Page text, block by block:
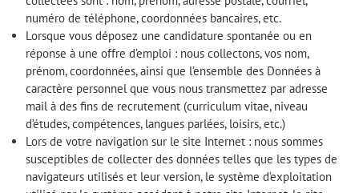
numéro de téléphone, coordonnées bancaires, etc.
Lorsque vous déposez une candidature spontanée ou en
réponse à une offre d’emploi : nous collectons, vos nom,
prénom, coordonnées, ainsi que l’ensemble des Données à
caractère personnel que vous nous transmettez par adresse
mail à des fins de recrutement (curriculum vitae, niveau
d’études, compétences, langues parlées, loisirs, etc.)
Lors de votre navigation sur le site Internet : nous sommes
susceptibles de collecter des données telles que les types de
navigateurs utilisés et leur version, le système d’exploitation